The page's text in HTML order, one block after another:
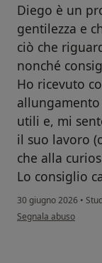
Diego è un
gentilezza e
ciò che
nonché
Ho ricevuto
utili e, mi
il suo lavoro
che alla
Lo consiglio
30 giugno 2026 •
secondo l'opinione
Segnala abuso